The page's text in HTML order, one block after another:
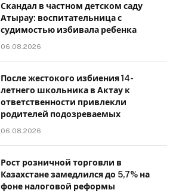
Скандал в частном детском саду
Атырау: воспитательница с
судимостью избивала ребенка
06.08.2026
После жестокого избиения 14-
летнего школьника в Актау к
ответственности привлекли
родителей подозреваемых
06.08.2026
Рост розничной торговли в
Казахстане замедлился до 5,7% на
фоне налоговой реформы